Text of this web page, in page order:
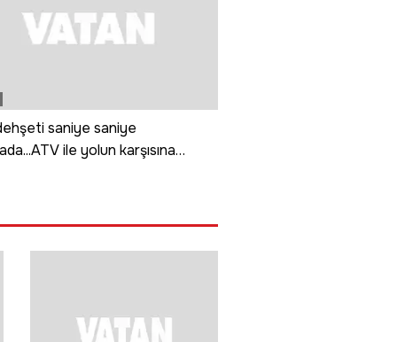
saniye saniye
ile yolun karşısına